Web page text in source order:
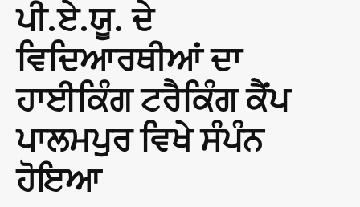
ਪੀ.ਏ.ਯੂ. ਦੇ
ਵਿਦਿਆਰਥੀਆਂ ਦਾ
ਹਾਈਕਿੰਗ ਟਰੈਕਿੰਗ ਕੈਂਪ
ਪਾਲਮਪੁਰ ਵਿਖੇ ਸੰਪੰਨ
ਹੋਇਆ